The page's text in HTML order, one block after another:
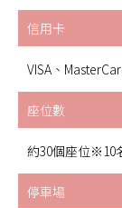
信用卡
VISA、
座位數
約30個座位※10
停車場